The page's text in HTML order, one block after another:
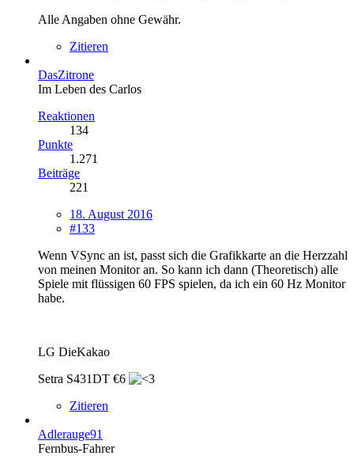
Alle Angaben ohne Gewähr.
Zitieren
DasZitrone
Im Leben des Carlos
Reaktionen
134
Punkte
1.271
Beiträge
221
18. August 2016
#133
Wenn VSync an ist, passt sich die Grafikkarte an die Herzzahl
von meinen Monitor an. So kann ich dann (Theoretisch) alle
Spiele mit flüssigen 60 FPS spielen, da ich ein 60 Hz Monitor
habe.
LG DieKakao
Setra S431DT €6
Zitieren
Adlerauge91
Fernbus-Fahrer